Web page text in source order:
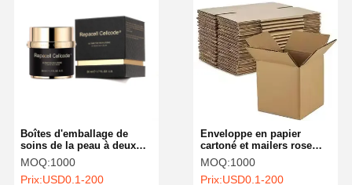
Enveloppe en papier
cartoné et mailers rose
Mat Lamination
Recyclable
MOQ:1000
Prix:USD0.1-200
Boîtes d'emballage de
soins de la peau à deux
portes noires pour la
crème faciale ou le liquide
d'essence
MOQ:1000
Prix:USD0.1-200